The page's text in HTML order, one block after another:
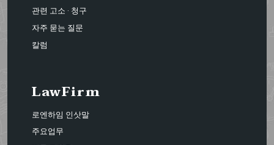
관련 고소 · 청구
자주 묻는 질문
칼럼
LawFirm
로엔하임 인삿말
주요업무